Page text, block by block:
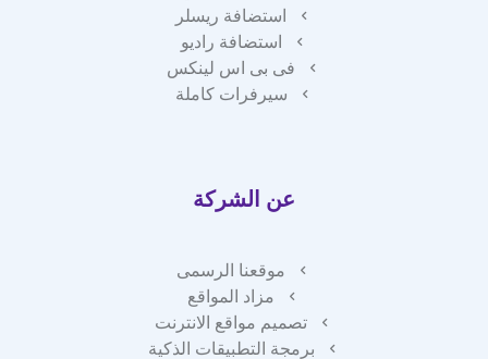
استضافة ريسلر
استضافة راديو
فى بى اس لينكس
سيرفرات كاملة
عن الشركة
موقعنا الرسمى
مزاد المواقع
تصميم مواقع الانترنت
برمجة التطبيقات الذكية